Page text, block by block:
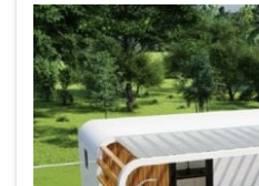
տուների համար
են հատուկ։